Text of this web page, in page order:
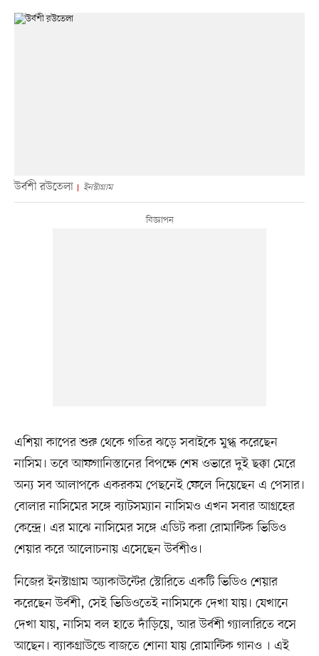
উর্বশী রউতেলা ইনস্টাগ্রাম
এশিয়া কাপের শুরু থেকে গতির ঝড়ে সবাইকে মুগ্ধ করেছেন
নাসিম। তবে আফগানিস্তানের বিপক্ষে শেষ ওভারে দুই ছক্কা মেরে
অন্য সব আলাপকে একরকম পেছনেই ফেলে দিয়েছেন এ পেসার।
বোলার নাসিমের সঙ্গে ব্যাটসম্যান নাসিমও এখন সবার আগ্রহের
কেন্দ্রে। এর মাঝে নাসিমের সঙ্গে এডিট করা রোমান্টিক ভিডিও
শেয়ার করে আলোচনায় এসেছেন উর্বশীও।
নিজের ইনস্টাগ্রাম অ্যাকাউন্টের স্টোরিতে একটি ভিডিও শেয়ার
করেছেন উর্বশী, সেই ভিডিওতেই নাসিমকে দেখা যায়। যেখানে
দেখা যায়, নাসিম বল হাতে দাঁড়িয়ে, আর উর্বশী গ্যালারিতে বসে
আছেন। ব্যাকগ্রাউন্ডে বাজতে শোনা যায় রোমান্টিক গানও । এই